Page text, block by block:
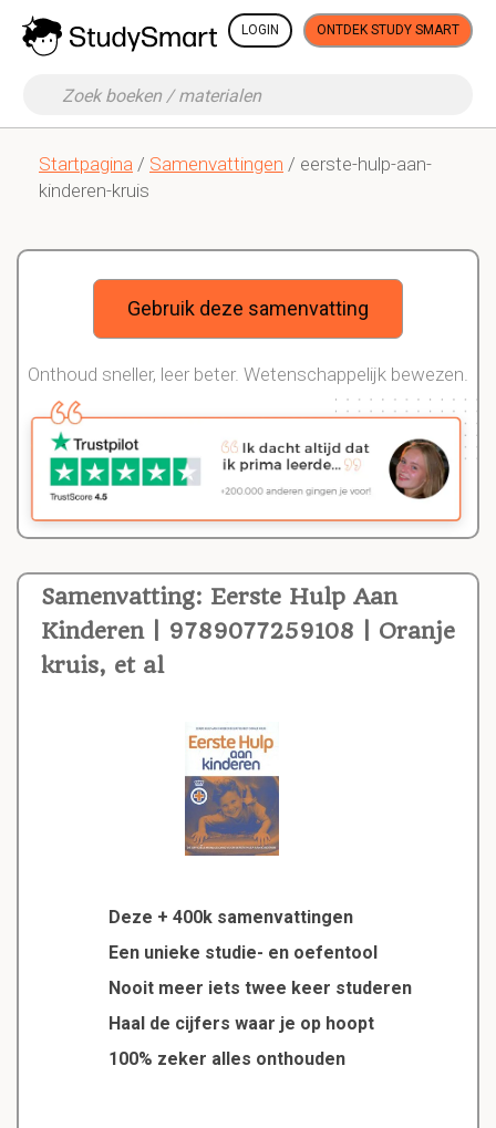
LOGIN ONTDEK STUDY SMART
Startpagina / Samenvattingen / eerste-hulp-aan-
kinderen-kruis
Samenvatting: Eerste Hulp Aan
Kinderen | 9789077259108 | Oranje
kruis, et al
Deze + 400k samenvattingen
Een unieke studie- en oefentool
Nooit meer iets twee keer studeren
Haal de cijfers waar je op hoopt
100% zeker alles onthouden
Gebruik deze samenvatting
Onthoud sneller, leer beter. Wetenschappelijk bewezen.